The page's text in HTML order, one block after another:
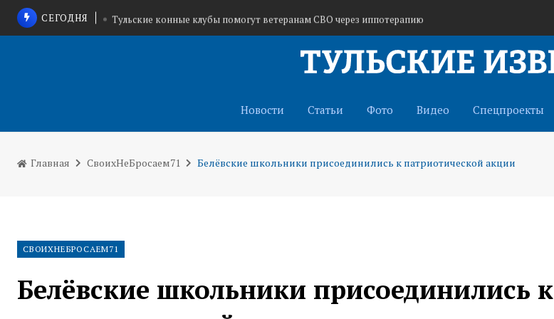
СЕГОДНЯ Тульские конные клубы помогут ветеранам СВО через иппотерапию
В Щекино приостановили деятельность кафе «Шашлычок»
Новости Статьи Фото Видео Спецпроекты
Главная СвоихНеБросаем71 Белёвские школьники присоединились к патриотической акции
СВОИХНЕБРОСАЕМ71
Белёвские школьники присоединились к